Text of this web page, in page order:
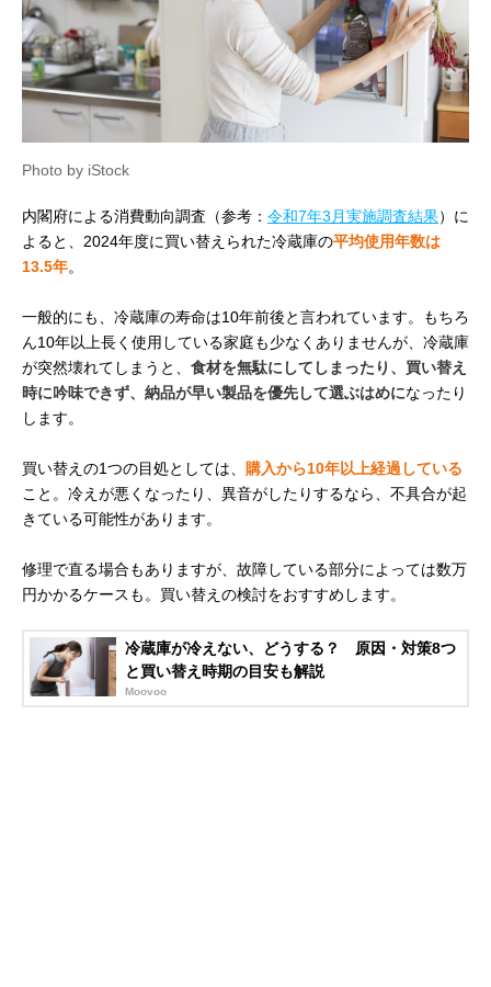
Photo by iStock
内閣府による消費動向調査（参考： 令和7年3月実施調査結果）に
よると、2024年度に買い替えられた冷蔵庫の平均使用年数は
13.5年。
一般的にも、冷蔵庫の寿命は10年前後と言われています。もちろ
ん10年以上長く使用している家庭も少なくありませんが、冷蔵庫
が突然壊れてしまうと、 食材を無駄にしてしまったり、買い替え
時に吟味できず、納品が早い製品を優先して選ぶはめになったり
します。
買い替えの1つの目処としては、
購入から10年以上経過している
こと。冷えが悪くなったり、異音がしたりするなら、不具合が起
きている可能性があります。
修理で直る場合もありますが、故障している部分によっては数万
円かかるケースも。買い替えの検討をおすすめします。
冷蔵庫が冷えない、どうする？ 原因・対策8つ
と買い替え時期の目安も解説
Moovoo